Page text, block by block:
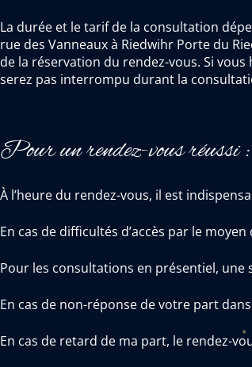
La durée et le tarif de la consultation
rue des Vanneaux à Riedwihr Porte du
de la réservation du rendez-vous. Si
serez pas interrompu durant la
Pour un rendez-vous réussi :
À l’heure du rendez-vous, il est
En cas de difficultés d’accès par le
Pour les consultations en présentiel, une
En cas de non-réponse de votre part
En cas de retard de ma part, le rendez-